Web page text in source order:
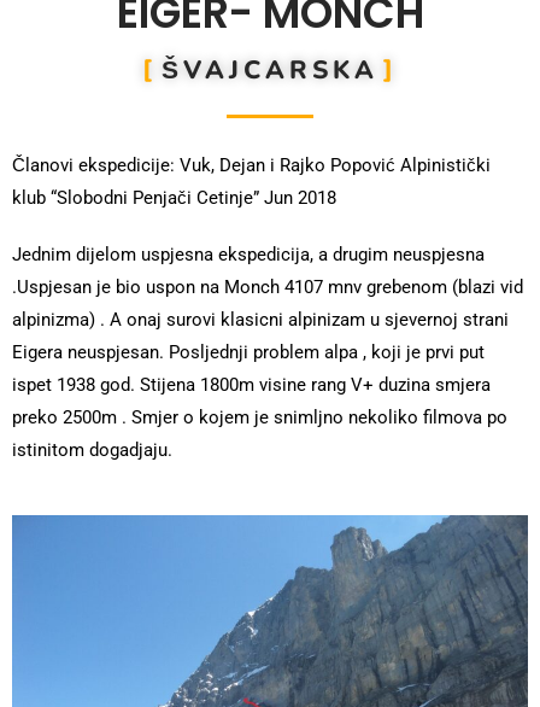
EIGER- MÖNCH
ŠVAJCARSKA
Članovi ekspedicije: Vuk, Dejan i Rajko Popović Alpinistički
klub “Slobodni Penjači Cetinje” Jun 2018
Jednim dijelom uspjesna ekspedicija, a drugim neuspjesna
.Uspjesan je bio uspon na Monch 4107 mnv grebenom (blazi vid
alpinizma) . A onaj surovi klasicni alpinizam u sjevernoj strani
Eigera neuspjesan. Posljednji problem alpa , koji je prvi put
ispet 1938 god. Stijena 1800m visine rang V+ duzina smjera
preko 2500m . Smjer o kojem je snimljno nekoliko filmova po
istinitom dogadjaju.